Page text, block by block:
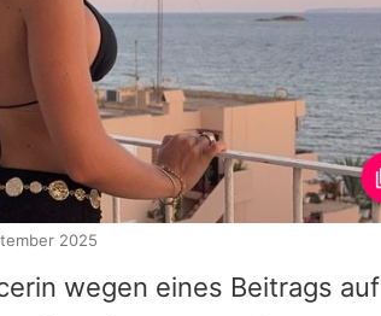
wegen eines Beitrags auf
2025